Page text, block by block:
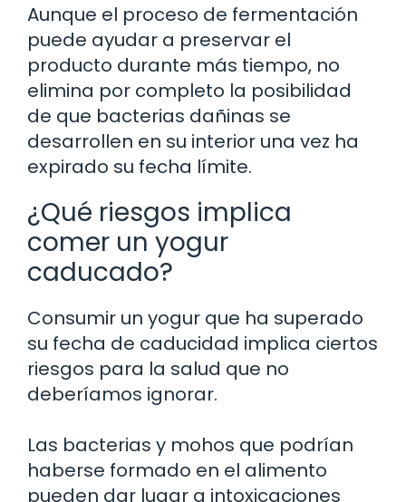
Aunque el proceso de fermentación
puede ayudar a preservar el
producto durante más tiempo, no
elimina por completo la posibilidad
de que bacterias dañinas se
desarrollen en su interior una vez ha
expirado su fecha límite.
¿Qué riesgos implica
comer un yogur
caducado?
Consumir un yogur que ha superado
su fecha de caducidad implica ciertos
riesgos para la salud que no
deberíamos ignorar.
Las bacterias y mohos que podrían
haberse formado en el alimento
pueden dar lugar a intoxicaciones